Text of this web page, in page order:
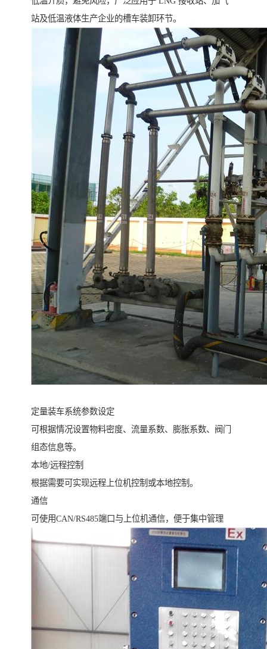
站及低温液体生产企业的槽车装卸环节。
定量装车系统参数设定
可根据情况设置物料密度、流量系数、膨胀系数、阀门
组态信息等。
本地/远程控制
根据需要可实现远程上位机控制或本地控制。
通信
可使用CAN/RS485端口与上位机通信，便于集中管理